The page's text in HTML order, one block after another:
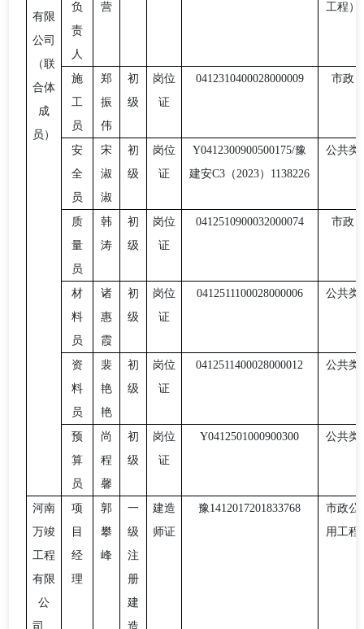
有限
公司
（联
合体
成
员）
负
责
人
营
工程）
施
工
员
郑
振
伟
初
级
岗位
证
0412310400028000009 市政
安
全
员
宋
淑
淑
初
级
岗位
证
Y0412300900500175/豫
建安C3（2023）1138226
公共类
质
量
员
韩
涛
初
级
岗位
证
0412510900032000074 市政
材
料
员
诸
惠
霞
初
级
岗位
证
0412511100028000006 公共类
资
料
员
裴
艳
艳
初
级
岗位
证
0412511400028000012 公共类
预
算
员
尚
程
馨
初
级
岗位
证
Y0412501000900300 公共类
河南
万竣
工程
有限
公
司、
项
目
经
理
郭
攀
峰
一
级
注
册
建
造
建造
师证
豫1412017201833768
市政公
用工程